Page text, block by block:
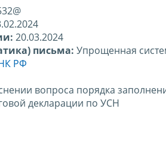
20.03.2024
письма: Упрощенная
РФ
вопроса порядка
декларации по УСН